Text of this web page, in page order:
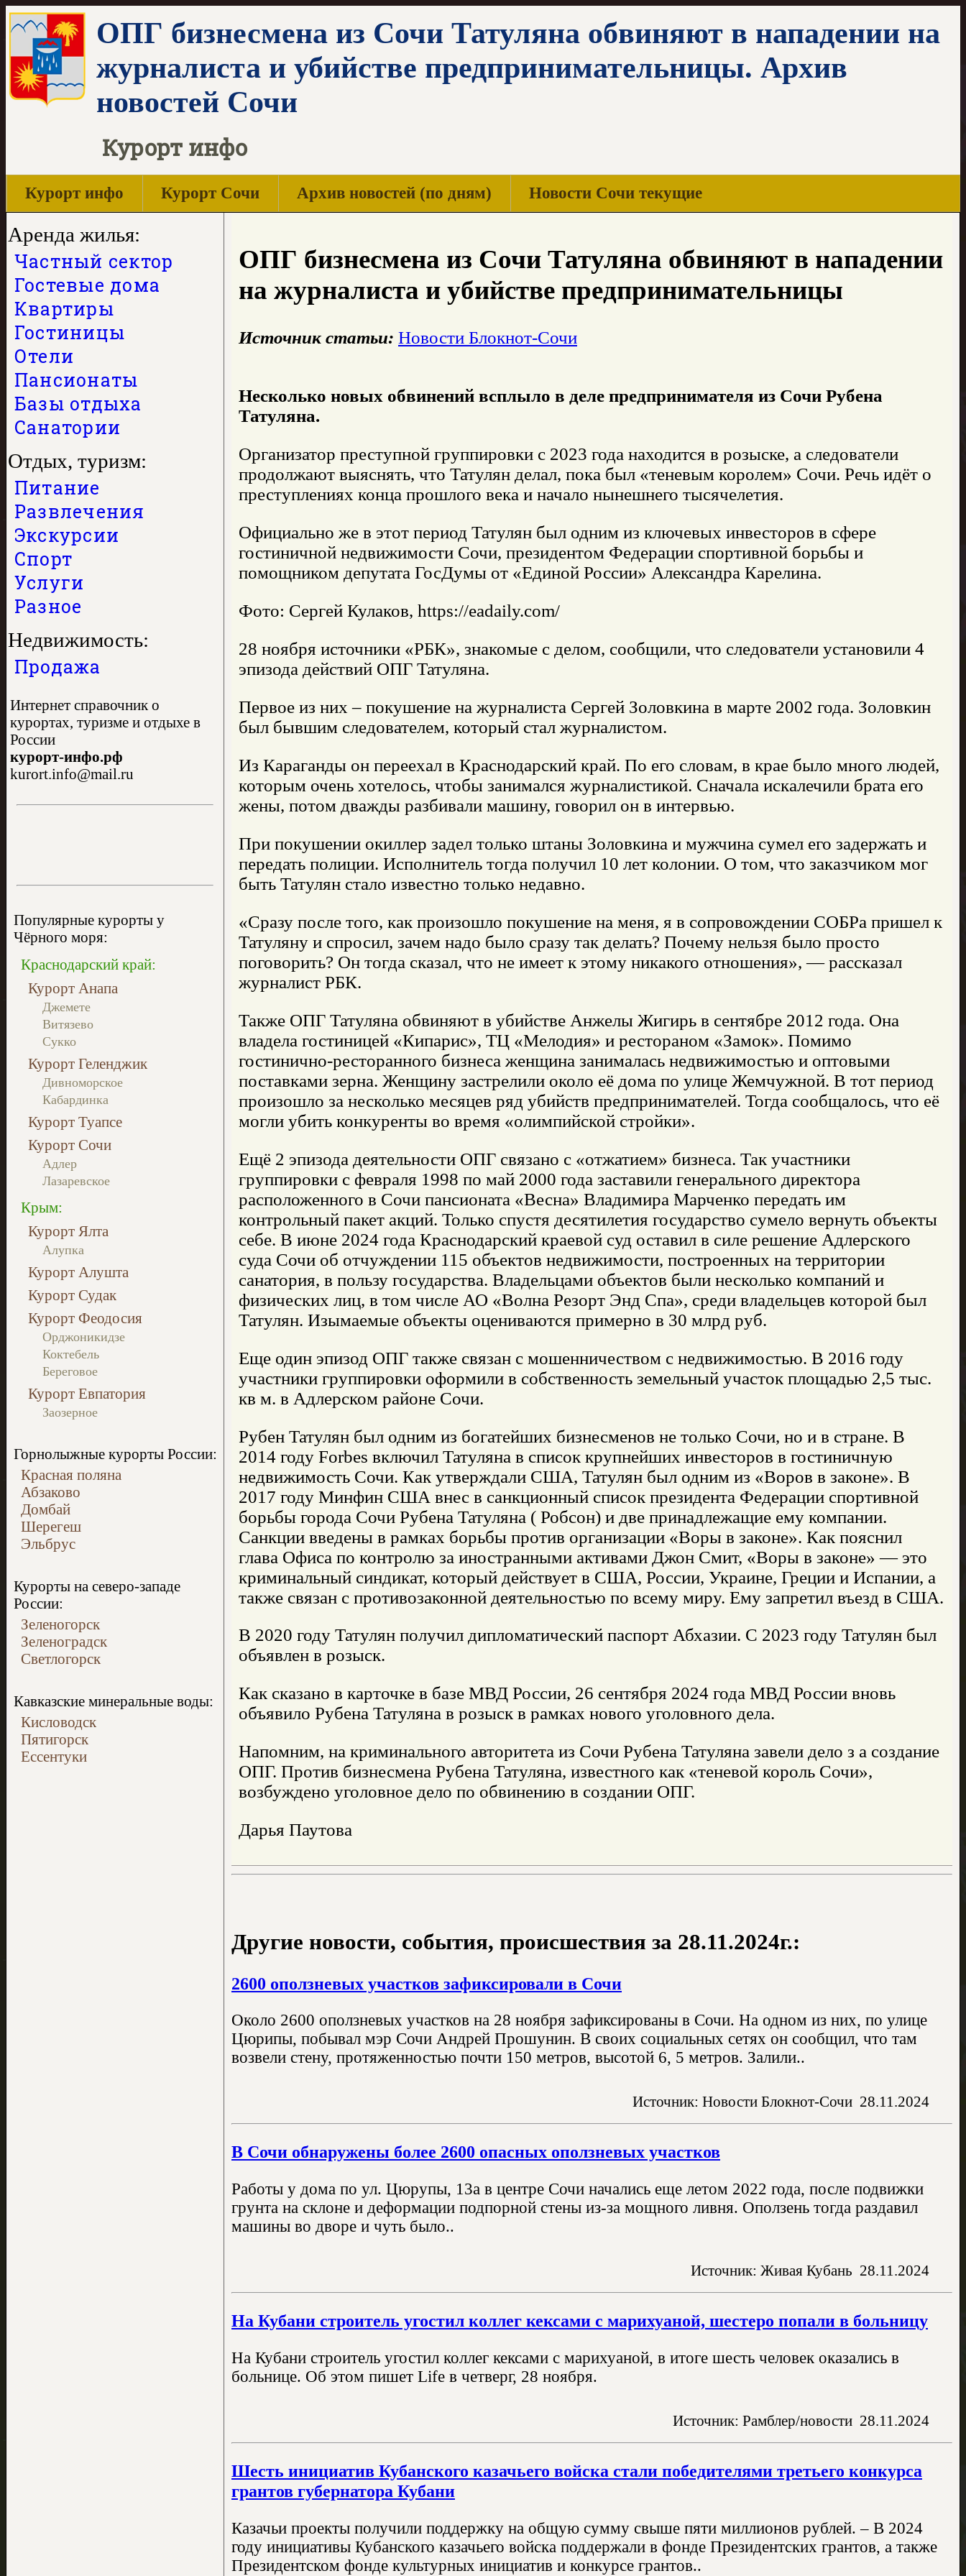
ОПГ бизнесмена из Сочи Татуляна обвиняют в нападении на
журналиста и убийстве предпринимательницы. Архив
новостей Сочи
Курорт инфо
Курорт инфо Курорт Сочи Архив новостей (по дням) Новости Сочи текущие
Аренда жилья:
Частный сектор
Гостевые дома
Квартиры
Гостиницы
Отели
Пансионаты
Базы отдыха
Санатории
Отдых, туризм:
Питание
Развлечения
Экскурсии
Спорт
Услуги
Разное
Недвижимость:
Продажа
Интернет справочник о
курортах, туризме и отдыхе в
России
курорт-инфо.рф
kurort.info@mail.ru
Популярные курорты у
Чёрного моря:
Краснодарский край:
Курорт Анапа
Джемете
Витязево
Сукко
Курорт Геленджик
Дивноморское
Кабардинка
Курорт Туапсе
Курорт Сочи
Адлер
Лазаревское
Крым:
Курорт Ялта
Алупка
Курорт Алушта
Курорт Судак
Курорт Феодосия
Орджоникидзе
Коктебель
Береговое
Курорт Евпатория
Заозерное
Горнолыжные курорты России:
Красная поляна
Абзаково
Домбай
Шерегеш
Эльбрус
Курорты на северо-западе
России:
Зеленогорск
Зеленоградск
Светлогорск
Кавказские минеральные воды:
Кисловодск
Пятигорск
Ессентуки
ОПГ бизнесмена из Сочи Татуляна обвиняют в нападении
на журналиста и убийстве предпринимательницы
Источник статьи: Новости Блокнот-Сочи
Несколько новых обвинений всплыло в деле предпринимателя из Сочи Рубена
Татуляна.
Организатор преступной группировки с 2023 года находится в розыске, а следователи
продолжают выяснять, что Татулян делал, пока был «теневым королем» Сочи. Речь идёт о
преступлениях конца прошлого века и начало нынешнего тысячелетия.
Официально же в этот период Татулян был одним из ключевых инвесторов в сфере
гостиничной недвижимости Сочи, президентом Федерации спортивной борьбы и
помощником депутата ГосДумы от «Единой России» Александра Карелина.
Фото: Сергей Кулаков, https://eadaily.com/
28 ноября источники «РБК», знакомые с делом, сообщили, что следователи установили 4
эпизода действий ОПГ Татуляна.
Первое из них – покушение на журналиста Сергей Золовкина в марте 2002 года. Золовкин
был бывшим следователем, который стал журналистом.
Из Караганды он переехал в Краснодарский край. По его словам, в крае было много людей,
которым очень хотелось, чтобы занимался журналистикой. Сначала искалечили брата его
жены, потом дважды разбивали машину, говорил он в интервью.
При покушении окиллер задел только штаны Золовкина и мужчина сумел его задержать и
передать полиции. Исполнитель тогда получил 10 лет колонии. О том, что заказчиком мог
быть Татулян стало известно только недавно.
«Сразу после того, как произошло покушение на меня, я в сопровождении СОБРа пришел к
Татуляну и спросил, зачем надо было сразу так делать? Почему нельзя было просто
поговорить? Он тогда сказал, что не имеет к этому никакого отношения», — рассказал
журналист РБК.
Также ОПГ Татуляна обвиняют в убийстве Анжелы Жигирь в сентябре 2012 года. Она
владела гостиницей «Кипарис», ТЦ «Мелодия» и рестораном «Замок». Помимо
гостинично-ресторанного бизнеса женщина занималась недвижимостью и оптовыми
поставками зерна. Женщину застрелили около её дома по улице Жемчужной. В тот период
произошло за несколько месяцев ряд убийств предпринимателей. Тогда сообщалось, что её
могли убить конкуренты во время «олимпийской стройки».
Ещё 2 эпизода деятельности ОПГ связано с «отжатием» бизнеса. Так участники
группировки с февраля 1998 по май 2000 года заставили генерального директора
расположенного в Сочи пансионата «Весна» Владимира Марченко передать им
контрольный пакет акций. Только спустя десятилетия государство сумело вернуть объекты
себе. В июне 2024 года Краснодарский краевой суд оставил в силе решение Адлерского
суда Сочи об отчуждении 115 объектов недвижимости, построенных на территории
санатория, в пользу государства. Владельцами объектов были несколько компаний и
физических лиц, в том числе АО «Волна Резорт Энд Спа», среди владельцев которой был
Татулян. Изымаемые объекты оцениваются примерно в 30 млрд руб.
Еще один эпизод ОПГ также связан с мошенничеством с недвижимостью. В 2016 году
участники группировки оформили в собственность земельный участок площадью 2,5 тыс.
кв м. в Адлерском районе Сочи.
Рубен Татулян был одним из богатейших бизнесменов не только Сочи, но и в стране. В
2014 году Forbes включил Татуляна в список крупнейших инвесторов в гостиничную
недвижимость Сочи. Как утверждали США, Татулян был одним из «Воров в законе». В
2017 году Минфин США внес в санкционный список президента Федерации спортивной
борьбы города Сочи Рубена Татуляна ( Робсон) и две принадлежащие ему компании.
Санкции введены в рамках борьбы против организации «Воры в законе». Как пояснил
глава Офиса по контролю за иностранными активами Джон Смит, «Воры в законе» — это
криминальный синдикат, который действует в США, России, Украине, Греции и Испании, а
также связан с противозаконной деятельностью по всему миру. Ему запретил въезд в США.
В 2020 году Татулян получил дипломатический паспорт Абхазии. С 2023 году Татулян был
объявлен в розыск.
Как сказано в карточке в базе МВД России, 26 сентября 2024 года МВД России вновь
объявило Рубена Татуляна в розыск в рамках нового уголовного дела.
Напомним, на криминального авторитета из Сочи Рубена Татуляна завели дело з а создание
ОПГ. Против бизнесмена Рубена Татуляна, известного как «теневой король Сочи»,
возбуждено уголовное дело по обвинению в создании ОПГ.
Дарья Паутова
Другие новости, события, происшествия за 28.11.2024г.:
2600 оползневых участков зафиксировали в Сочи
Около 2600 оползневых участков на 28 ноября зафиксированы в Сочи. На одном из них, по улице
Цюрипы, побывал мэр Сочи Андрей Прошунин. В своих социальных сетях он сообщил, что там
возвели стену, протяженностью почти 150 метров, высотой 6, 5 метров. Залили..
Источник: Новости Блокнот-Сочи 28.11.2024
В Сочи обнаружены более 2600 опасных оползневых участков
Работы у дома по ул. Цюрупы, 13а в центре Сочи начались еще летом 2022 года, после подвижки
грунта на склоне и деформации подпорной стены из-за мощного ливня. Оползень тогда раздавил
машины во дворе и чуть было..
Источник: Живая Кубань 28.11.2024
На Кубани строитель угостил коллег кексами с марихуаной, шестеро попали в больницу
На Кубани строитель угостил коллег кексами с марихуаной, в итоге шесть человек оказались в
больнице. Об этом пишет Life в четверг, 28 ноября.
Источник: Рамблер/новости 28.11.2024
Шесть инициатив Кубанского казачьего войска стали победителями третьего конкурса
грантов губернатора Кубани
Казачьи проекты получили поддержку на общую сумму свыше пяти миллионов рублей. – В 2024
году инициативы Кубанского казачьего войска поддержали в фонде Президентских грантов, а также
Президентском фонде культурных инициатив и конкурсе грантов..